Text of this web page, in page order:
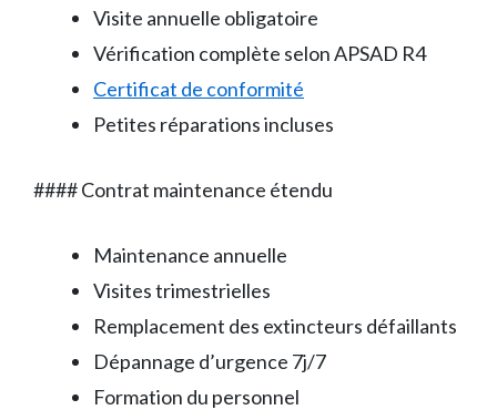
Visite annuelle obligatoire
Vérification complète selon APSAD R4
Certificat de conformité
Petites réparations incluses
#### Contrat maintenance étendu
Maintenance annuelle
Visites trimestrielles
Remplacement des extincteurs défaillants
Dépannage d’urgence 7j/7
Formation du personnel